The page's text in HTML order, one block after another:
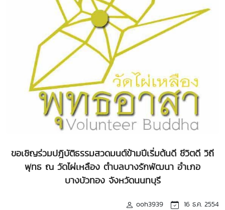
ขอเชิญร่วมปฎิบัติธรรมสวดมนต์ข้ามปีเริ่มต้นดี ชีวิตดี วิถี
พุทธ ณ วัดไผ่เหลือง ตำบลบางรักพัฒนา อำเภอ
บางบัวทอง จังหวัดนนทบุรี
ooh3939 16 ธ.ค. 2554